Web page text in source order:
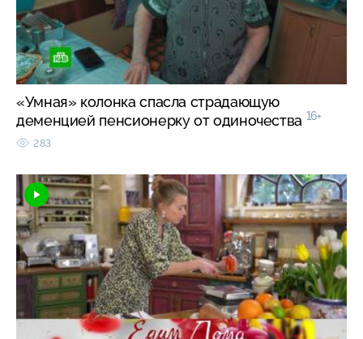
«Умная» колонка спасла страдающую
деменцией пенсионерку от одиночества 16+
283